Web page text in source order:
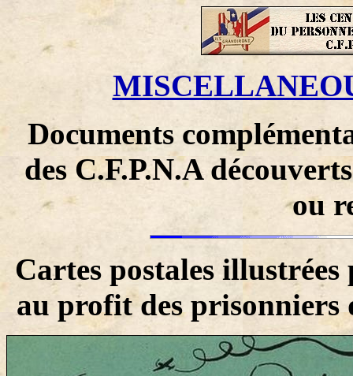
Documents
des C.F.P.N.A
ou
Cartes postales
au profit des prisonniers